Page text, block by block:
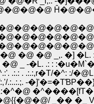
�@ �@ _,. �]
_ -�L. .: :
.:.: . .:.:,r�T/�^: :/
.:..:.;. -